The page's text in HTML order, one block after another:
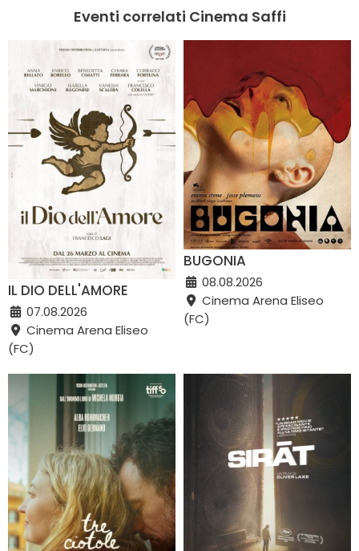
Eventi correlati Cinema Saffi
IL DIO DELL'AMORE
07.08.2026
Cinema Arena Eliseo
(FC)
BUGONIA
08.08.2026
Cinema Arena Eliseo
(FC)